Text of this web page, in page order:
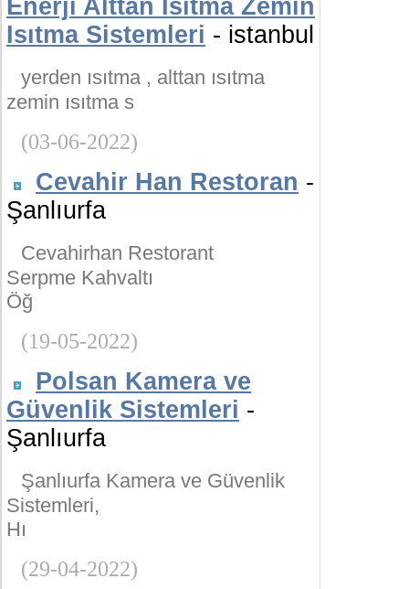
Enerji Alttan Isıtma Zemin
Isıtma Sistemleri - istanbul
yerden ısıtma , alttan ısıtma
zemin ısıtma s
(03-06-2022)
Cevahir Han Restoran -
Şanlıurfa
Cevahirhan Restorant
Serpme Kahvaltı
Öğ
(19-05-2022)
Polsan Kamera ve
Güvenlik Sistemleri -
Şanlıurfa
Şanlıurfa Kamera ve Güvenlik
Sistemleri,
Hı
(29-04-2022)